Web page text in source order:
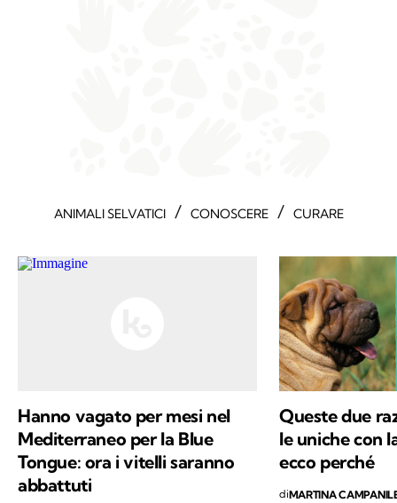
ANIMALI SELVATICI / CONOSCERE / CURARE
Hanno vagato per mesi nel
Mediterraneo per la Blue
Tongue: ora i vitelli saranno
abbattuti
Queste due
le uniche con
ecco perché
diMARTINA